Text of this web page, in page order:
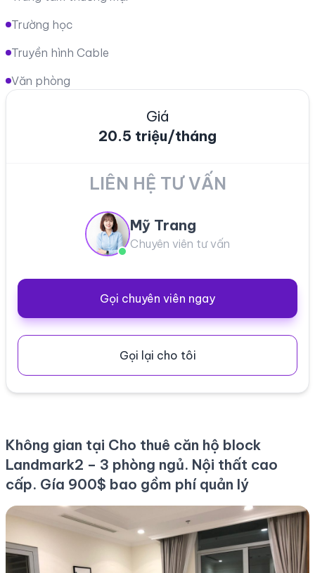
Trường học
Truyền hình Cable
Văn phòng
Giá
20.5 triệu/tháng
LIÊN HỆ TƯ VẤN
Mỹ Trang
Chuyên viên tư vấn
Gọi chuyên viên ngay
Gọi lại cho tôi
Không gian tại Cho thuê căn hộ block
Landmark2 – 3 phòng ngủ. Nội thất cao
cấp. Gía 900$ bao gồm phí quản lý